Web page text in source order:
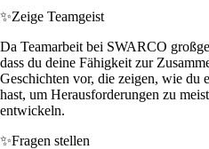
✨Zeige Teamgeist
Da Teamarbeit bei SWARCO
dass du deine Fähigkeit zur
Geschichten vor, die zeigen, wie du
hast, um Herausforderungen zu
entwickeln.
✨Fragen stellen